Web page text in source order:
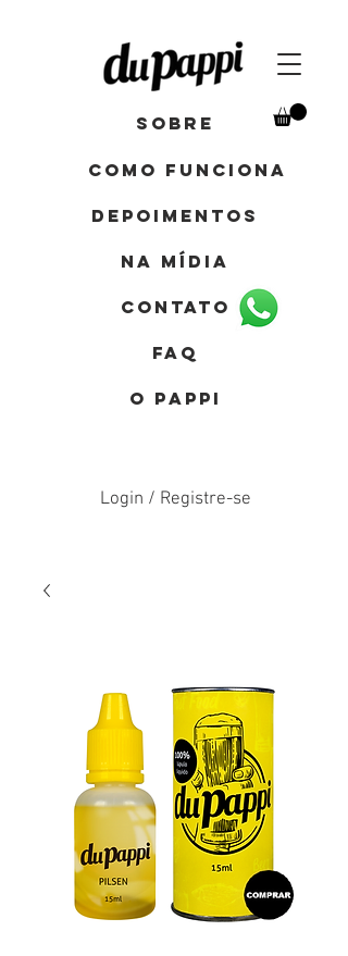
Sobre
como funciona
depoimentos
Na mídia
contato
FAQ
Login / Registre-se
o pappi